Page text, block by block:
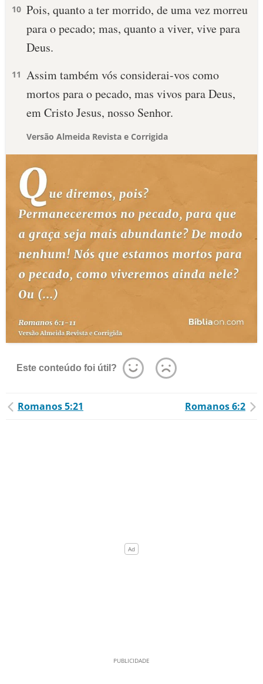
10 Pois, quanto a ter morrido, de uma vez morreu
para o pecado; mas, quanto a viver, vive para
Deus.
11 Assim também vós considerai-vos como
mortos para o pecado, mas vivos para Deus,
em Cristo Jesus, nosso Senhor.
Versão Almeida Revista e Corrigida
Este conteúdo foi útil?
Romanos 5:21 Romanos 6:2